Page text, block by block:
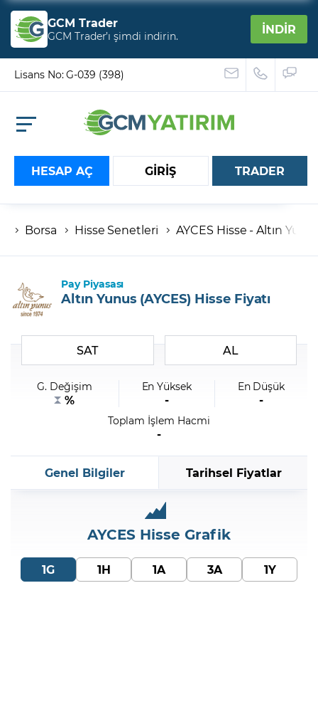
GCM Trader
GCM Trader’ı şimdi indirin. İNDİR
Lisans No: G-039 (398)
HESAP AÇ GİRİŞ
Hesap numaranız
Şifremi Unuttum
TRADER
Borsa Hisse Senetleri AYCES Hisse - Altın
Pay Piyasası
Altın Yunus (AYCES) Hisse Fiyatı
SAT AL
G. Değişim
%
En Yüksek
-
En Düşük
-
Toplam İşlem Hacmi
-
Genel Bilgiler Tarihsel Fiyatlar
AYCES Hisse Grafik
1G 1H 1A 3A 1Y